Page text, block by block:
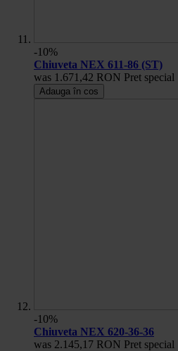
-10%
Chiuveta NEX 611-86 (ST)
was 1.671,42 RON Pret special
Adauga în cos
-10%
Chiuveta NEX 620-36-36
was 2.145,17 RON Pret special